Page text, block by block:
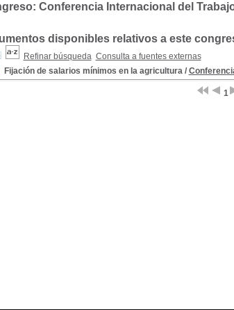
Conferencia Internacional del
disponibles relativos a este
Refinar búsqueda Consulta a fuentes externas
Fijación de salarios mínimos en la agricultura/
1